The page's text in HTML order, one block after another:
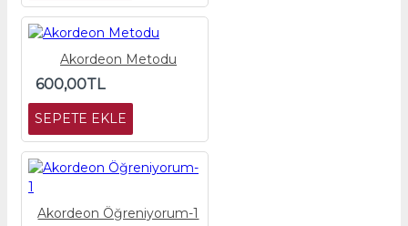
Akordeon Metodu
600,00TL
SEPETE EKLE
Akordeon Öğreniyorum-1